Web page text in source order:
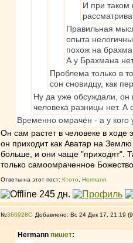
И при таком
Правильная
опыта
похож на
А у Брахмана
Проблема только в
сон сновидцу, как
Ну да уже обсуждали, он
человека разницы нет. А
Временно омрачён - а у кого
Он сам растет в человеке в ходе
он приходит как Аватар на
больше, и они чаще "приходят".
только самоомраченное
Ответы на этот пост: Ктото Hermann
№366928 Добавлено: Вс 24 Дек 17, 21:19
Hermann пишет: